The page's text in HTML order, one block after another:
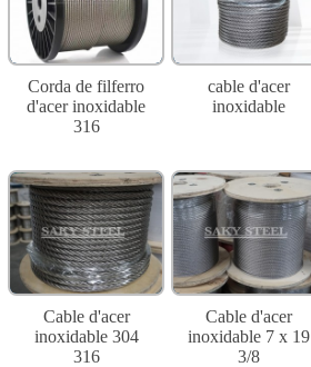
Corda de filferro
d'acer inoxidable
316
cable d'acer
inoxidable
Cable d'acer
inoxidable 304
316
Cable d'acer
inoxidable 7 x 19
3/8